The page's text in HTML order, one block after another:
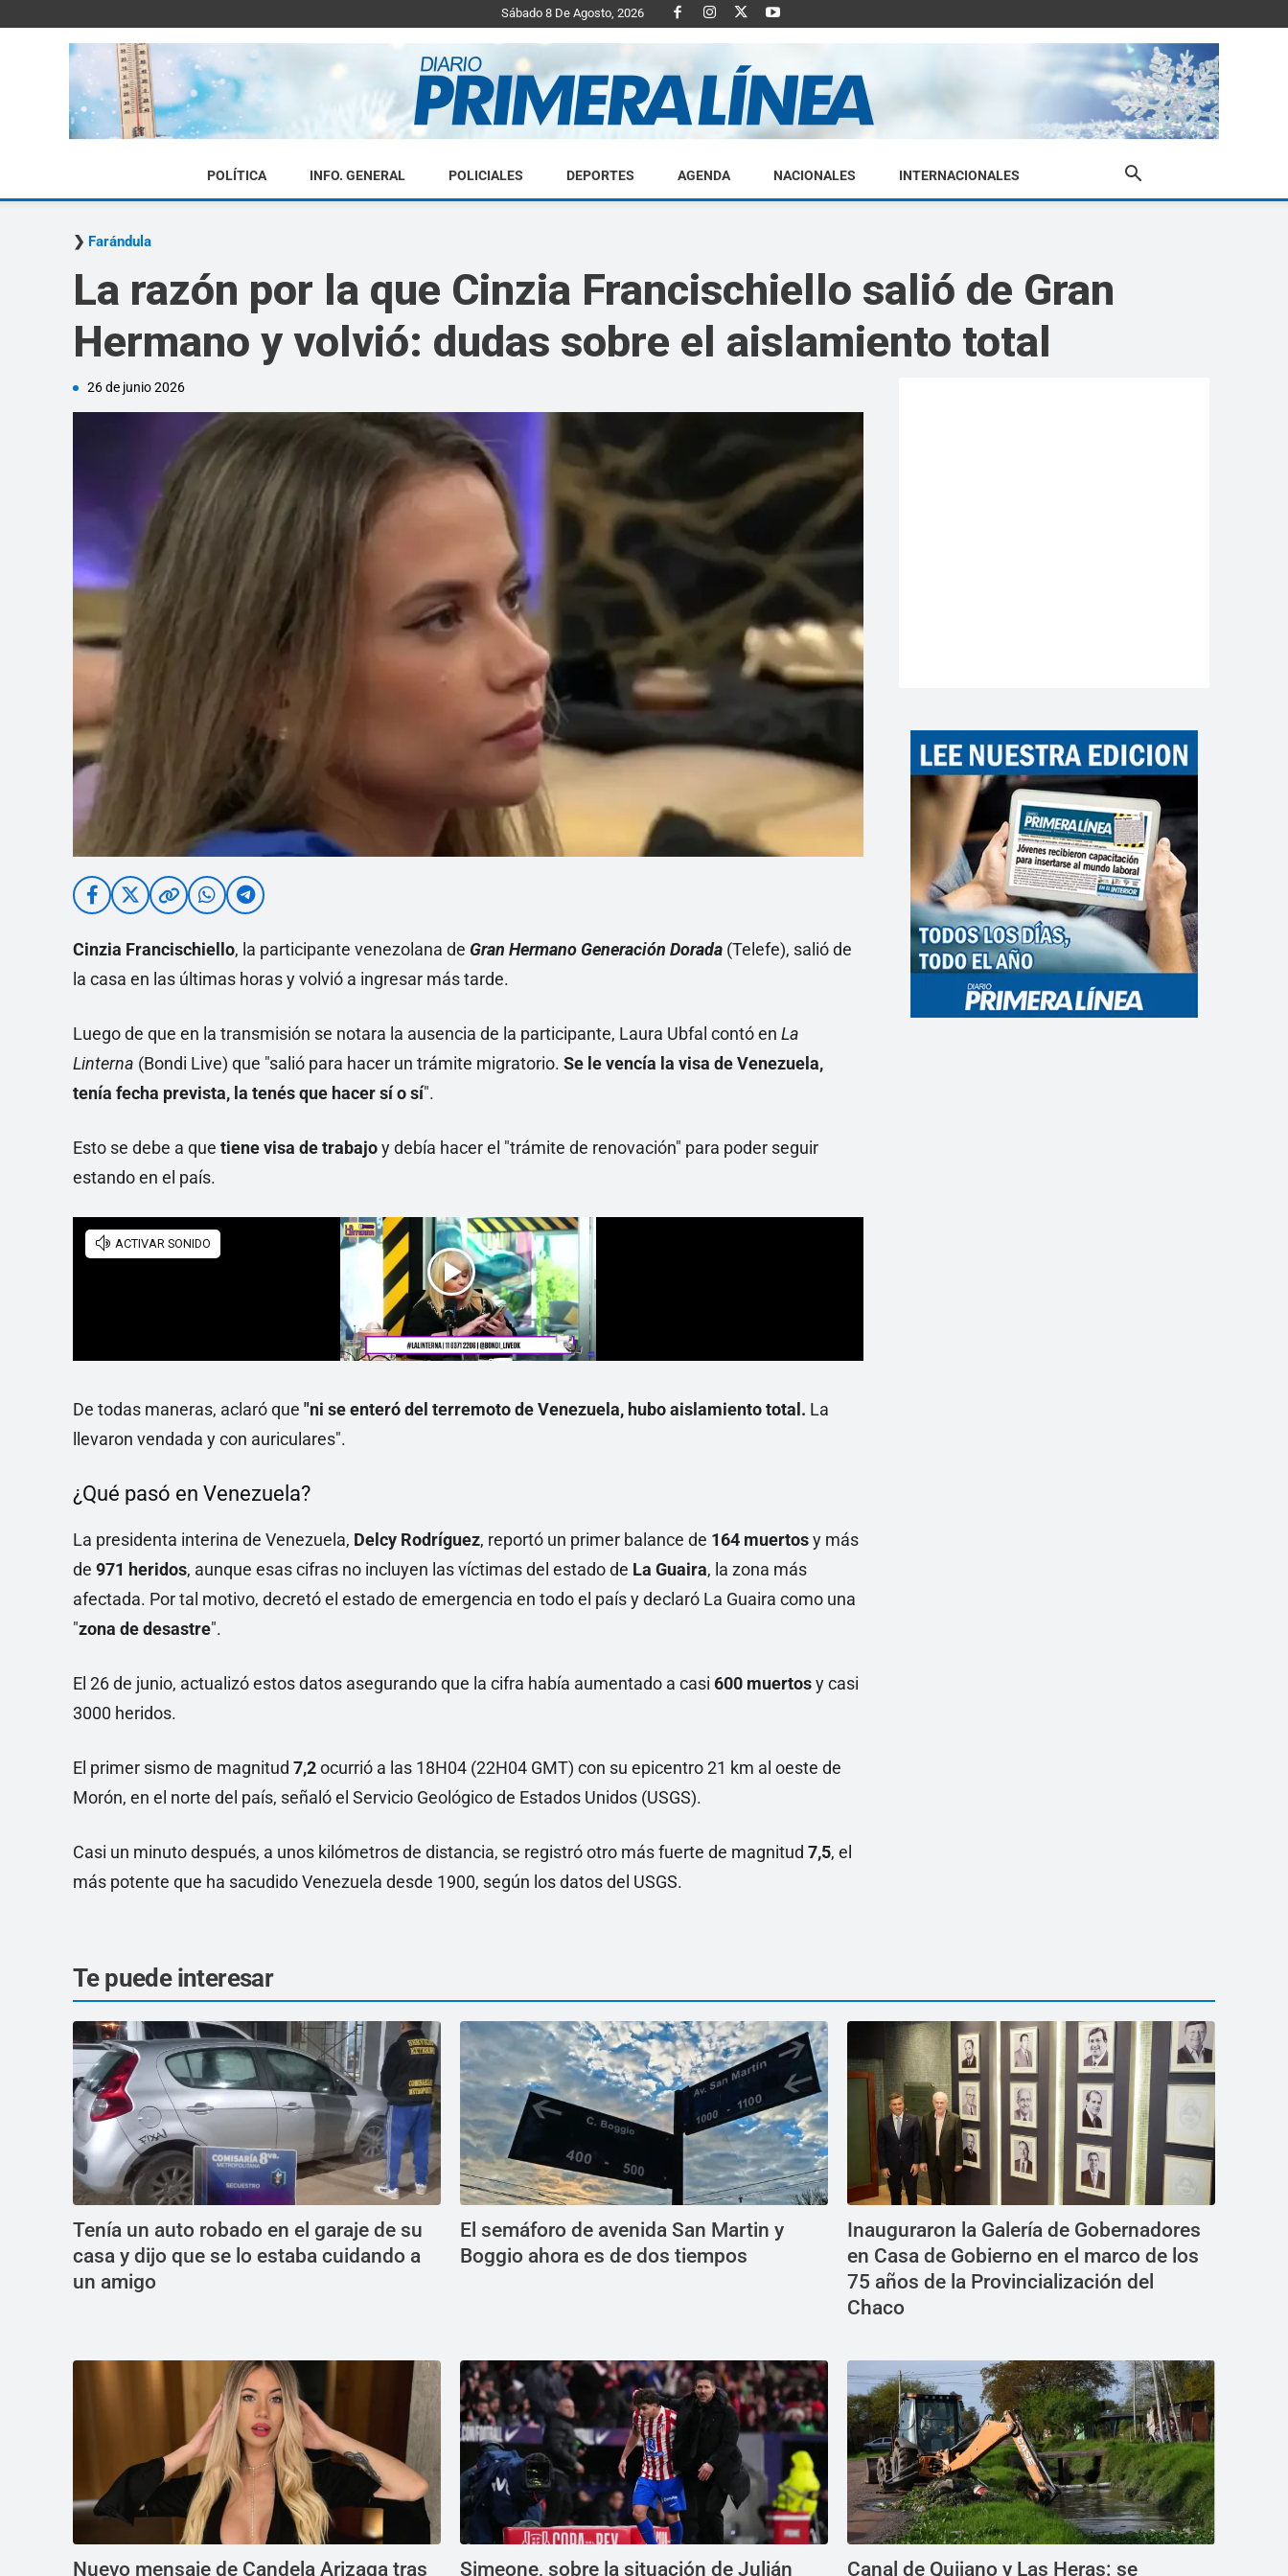
Sábado 8 De Agosto, 2026
Diario
POLÍTICA INFO. GENERAL POLICIALES DEPORTES AGENDA NACIONALES INTERNACIONALES
Farándula
La razón por la que Cinzia Francischiello salió de Gran
Hermano y volvió: dudas sobre el aislamiento total
26 de junio 2026
Cinzia Francischiello, la participante venezolana de Gran Hermano Generación Dorada (Telefe), salió de
la casa en las últimas horas y volvió a ingresar más tarde.
Luego de que en la transmisión se notara la ausencia de la participante, Laura Ubfal contó en La
Linterna (Bondi Live) que "salió para hacer un trámite migratorio. Se le vencía la visa de Venezuela,
tenía fecha prevista, la tenés que hacer sí o sí".
Esto se debe a que tiene visa de trabajoy debía hacer el "trámite de renovación" para poder seguir
estando en el país.
De todas maneras, aclaró que "ni se enteró del terremoto de Venezuela, hubo aislamiento total. La
llevaron vendada y con auriculares".
¿Qué pasó en Venezuela?
La presidenta interina de Venezuela, Delcy Rodríguez, reportó un primer balance de 164 muertosy más
de 971 heridos, aunque esas cifras no incluyen las víctimas del estado de La Guaira, la zona más
afectada. Por tal motivo, decretó el estado de emergencia en todo el país y declaró La Guaira como una
"zona de desastre".
El 26 de junio, actualizó estos datos asegurando que la cifra había aumentado a casi 600 muertosy casi
3000 heridos.
El primer sismo de magnitud 7,2ocurrió a las 18H04 (22H04 GMT) con su epicentro 21 km al oeste de
Morón, en el norte del país, señaló el Servicio Geológico de Estados Unidos (USGS).
Casi un minuto después, a unos kilómetros de distancia, se registró otro más fuerte de magnitud 7,5, el
más potente que ha sacudido Venezuela desde 1900, según los datos del USGS.
Te puede interesar
Tenía un auto robado en el garaje de su
casa y dijo que se lo estaba cuidando a
un amigo
El semáforo de avenida San Martin y
Boggio ahora es de dos tiempos
Inauguraron la Galería de Gobernadores
en Casa de Gobierno en el marco de los
75 años de la Provincialización del
Chaco
Nuevo mensaje de Candela Arizaga tras Simeone, sobre la situación de Julián Canal de Quijano y Las Heras: se